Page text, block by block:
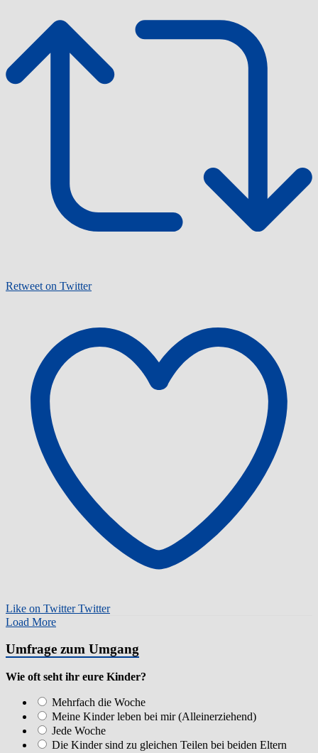
Retweet on Twitter
Like on TwitterTwitter
Load More
Umfrage zum Umgang
Wie oft seht ihr eure Kinder?
Mehrfach die Woche
Meine Kinder leben bei mir (Alleinerziehend)
Jede Woche
Die Kinder sind zu gleichen Teilen bei beiden Eltern